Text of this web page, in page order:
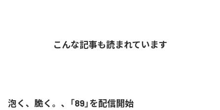
こんな記事も読まれています
泡く、脆く。、「89」を配信開始